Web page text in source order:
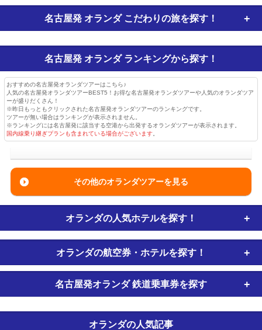
名古屋発 オランダ こだわりの旅を探す！
名古屋発 オランダ ランキングから探す！
おすすめの名古屋発オランダツアーはこちら♪
人気の名古屋発オランダツアーBEST5！お得な名古屋発オランダツアーや人気のオランダツア
ーが盛りだくさん！
※昨日もっともクリックされた名古屋発オランダツアーのランキングです。
ツアーが無い場合はランキングが表示されません。
※ランキングには名古屋発に該当する空港から出発するオランダツアーが表示されます。
国内線乗り継ぎプランも含まれている場合がございます。
その他のオランダツアーを見る
オランダの人気ホテルを探す！
オランダの航空券・ホテルを探す！
名古屋発オランダ鉄道乗車券を探す
オランダの人気記事